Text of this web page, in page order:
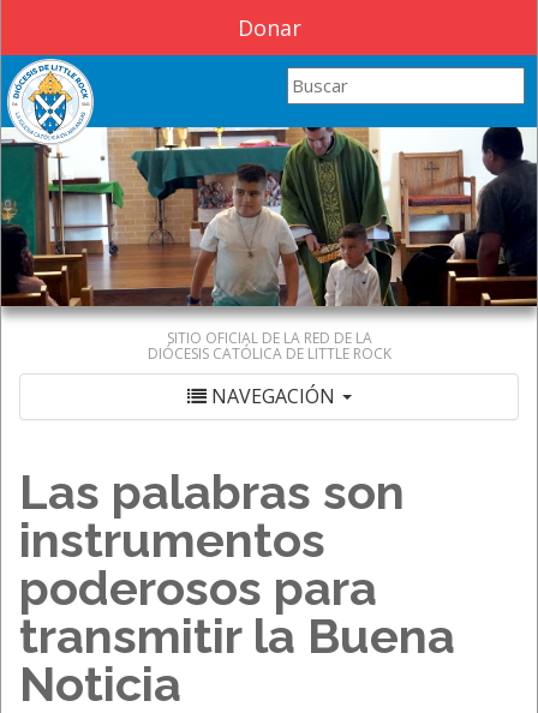
Donar
Search this site
SITIO OFICIAL DE LA RED DE LA
DIÓCESIS CATÓLICA DE LITTLE ROCK
NAVEGACIÓN
Las palabras son
instrumentos
poderosos para
transmitir la Buena
Noticia